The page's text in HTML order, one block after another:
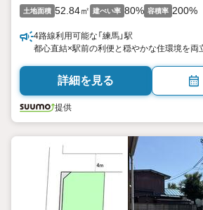
土地面積 52.84㎡ 建ぺい率 80% 容積率 200%
4路線利用可能な「練馬」駅
都心直結×駅前の利便と穏やかな住環境を両
詳細を見る
提供